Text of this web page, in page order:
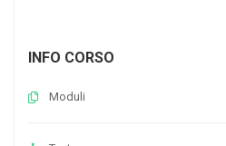
INFO CORSO
Moduli